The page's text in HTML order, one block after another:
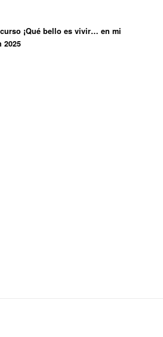
¡Qué bello es vivir… en mi
2025